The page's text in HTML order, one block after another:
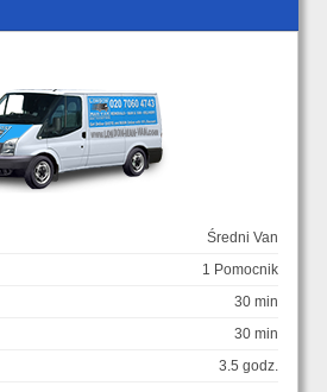
Średni Van
1 Pomocnik
30 min
30 min
3.5 godz.